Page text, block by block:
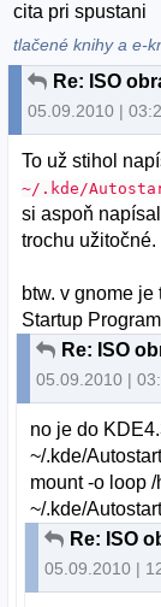
cita pri spustani
tlačené knihy a e-
Re: ISO
05.09.2010 |
To už stihol
~/.kde/
si aspoň
trochu užitočné.
btw. v gnome
Startup
Re: ISO
05.09.2010 |
no je do
~/.kde/
mount -o loop
~/.kde/
Re: ISO
05.09.2010 |